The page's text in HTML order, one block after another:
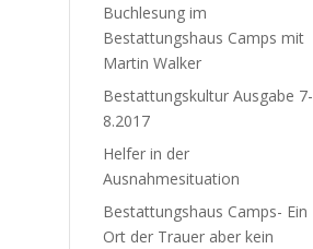
Buchlesung im
Bestattungshaus Camps mit
Martin Walker
Bestattungskultur Ausgabe 7-
8.2017
Helfer in der
Ausnahmesituation
Bestattungshaus Camps- Ein
Ort der Trauer aber kein